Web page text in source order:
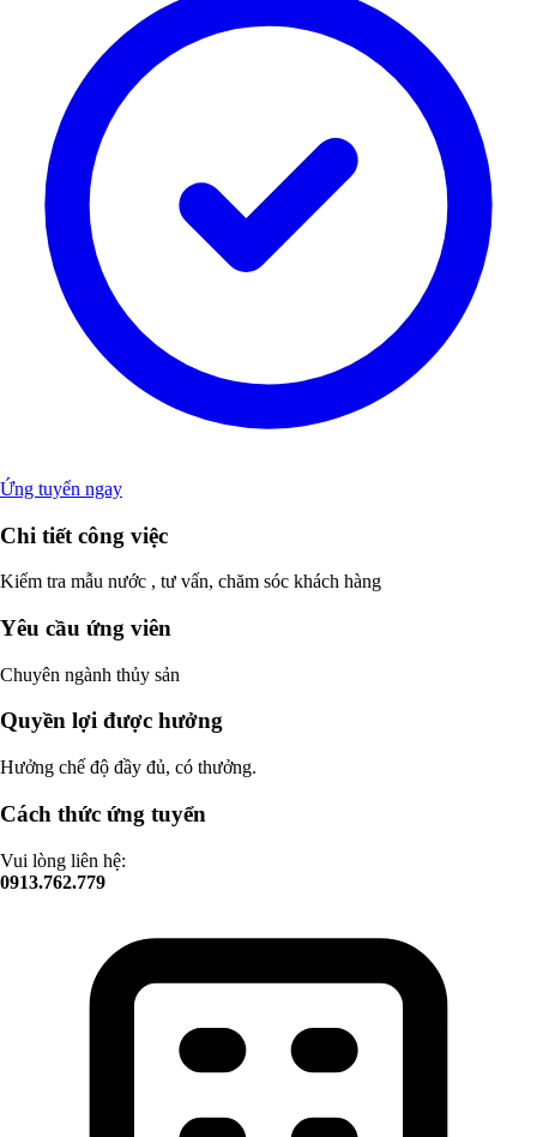
Ứng tuyển ngay
Chi tiết công việc
Kiểm tra mẫu nước , tư vấn, chăm sóc khách hàng
Yêu cầu ứng viên
Chuyên ngành thủy sản
Quyền lợi được hưởng
Hưởng chế độ đầy đủ, có thưởng.
Cách thức ứng tuyển
Vui lòng liên hệ:
0913.762.779